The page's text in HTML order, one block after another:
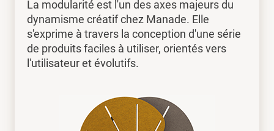
La modularité est l'un des axes majeurs du
dynamisme créatif chez Manade. Elle
s'exprime à travers la conception d'une série
de produits faciles à utiliser, orientés vers
l'utilisateur et évolutifs.